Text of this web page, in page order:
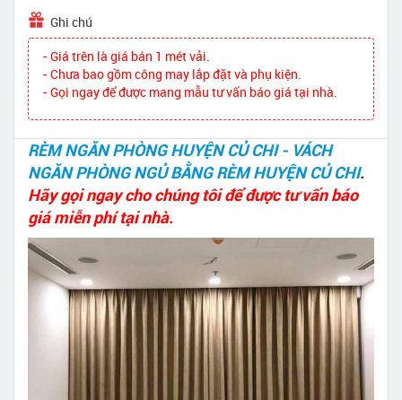
Ghi chú
- Giá trên là giá bán 1 mét vải.
- Chưa bao gồm công may lắp đặt và phụ kiện.
- Gọi ngay để được mang mẫu tư vấn báo giá tại nhà.
RÈM NGĂN PHÒNG HUYỆN CỦ CHI - VÁCH
NGĂN PHÒNG NGỦ BẰNG RÈM HUYỆN CỦ CHI.
Hãy gọi ngay cho chúng tôi để được tư vấn báo
giá miễn phí tại nhà.